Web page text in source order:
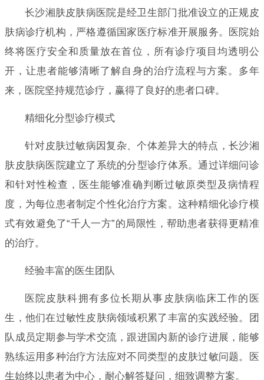
长沙湘肤皮肤病医院是经卫生部门批准设立的正规皮
肤病诊疗机构，严格遵循国家医疗标准开展服务。医院始
终将医疗安全和质量放在首位，所有诊疗项目均透明公
开，让患者能够清晰了解自身的治疗流程与方案。多年
来，医院坚持规范诊疗，赢得了良好的患者口碑。
精细化分型诊疗模式
针对皮肤过敏病因复杂、个体差异大的特点，长沙湘
肤皮肤病医院建立了系统的分型诊疗体系。通过详细问诊
和针对性检查，医生能够准确判断过敏原类型及病情程
度，为每位患者制定个性化治疗方案。这种精细化诊疗模
式有效避免了“千人一方”的局限性，帮助患者获得更精准
的治疗。
经验丰富的医生团队
医院皮肤科拥有多位长期从事皮肤病临床工作的医
生，他们在过敏性皮肤病领域积累了丰富的实践经验。团
队成员定期参与学术交流，跟进国内新的诊疗进展，能够
熟练运用多种治疗方法应对不同类型的皮肤过敏问题。医
生始终以患者为中心，耐心解答疑问，细致调整方案。